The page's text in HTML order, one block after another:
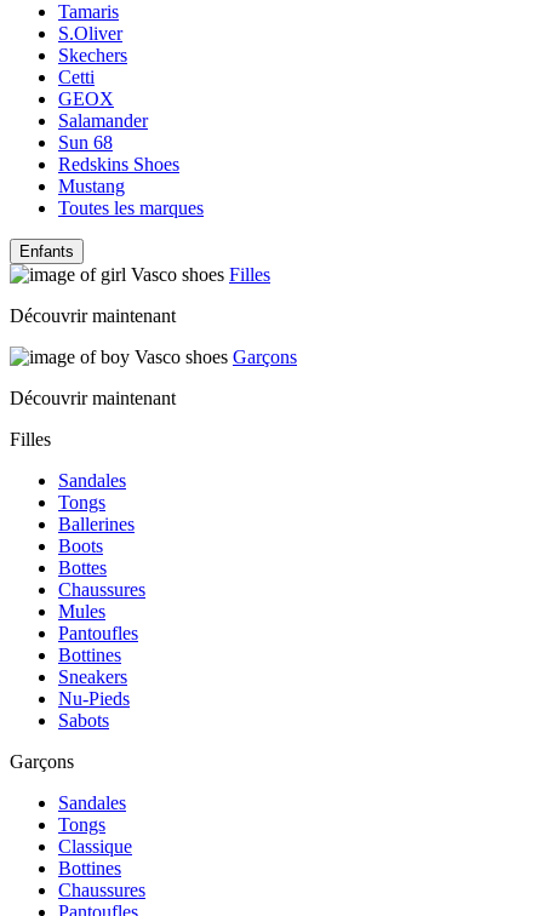
Tamaris
S.Oliver
Skechers
Cetti
GEOX
Salamander
Sun 68
Redskins Shoes
Mustang
Toutes les marques
Enfants
Filles
Découvrir maintenant
Garçons
Découvrir maintenant
Filles
Sandales
Tongs
Ballerines
Boots
Bottes
Chaussures
Mules
Pantoufles
Bottines
Sneakers
Nu-Pieds
Sabots
Garçons
Sandales
Tongs
Classique
Bottines
Chaussures
Pantoufles